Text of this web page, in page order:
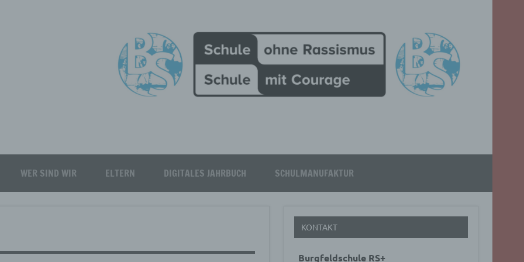
Burgfeld Realschule plus
WER SIND WIR ELTERN DIGITALES JAHRBUCH SCHULMANUFAKTUR
KONTAKT
Burgfeldschule RS+